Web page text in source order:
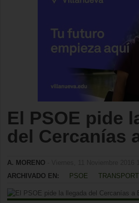
El PSOE pide
del Cercanías
A. MORENO
ARCHIVADO EN:
PSOE